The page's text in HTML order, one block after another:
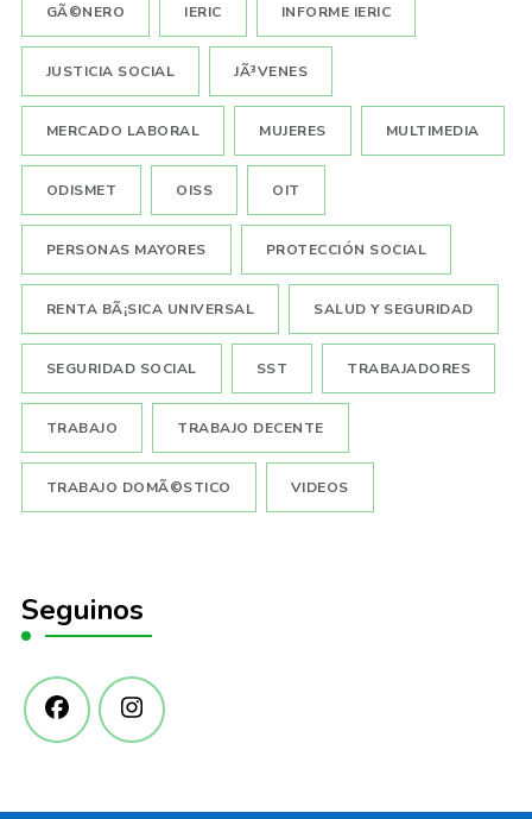
GÃ©NERO IERIC INFORME IERIC
JUSTICIA SOCIAL JÃ³VENES
MERCADO LABORAL MUJERES MULTIMEDIA
ODISMET OISS OIT
PERSONAS MAYORES PROTECCIÓN SOCIAL
RENTA BÃ¡SICA UNIVERSAL SALUD Y SEGURIDAD
SEGURIDAD SOCIAL SST TRABAJADORES
TRABAJO TRABAJO DECENTE
TRABAJO DOMÃ©STICO VIDEOS
Seguinos